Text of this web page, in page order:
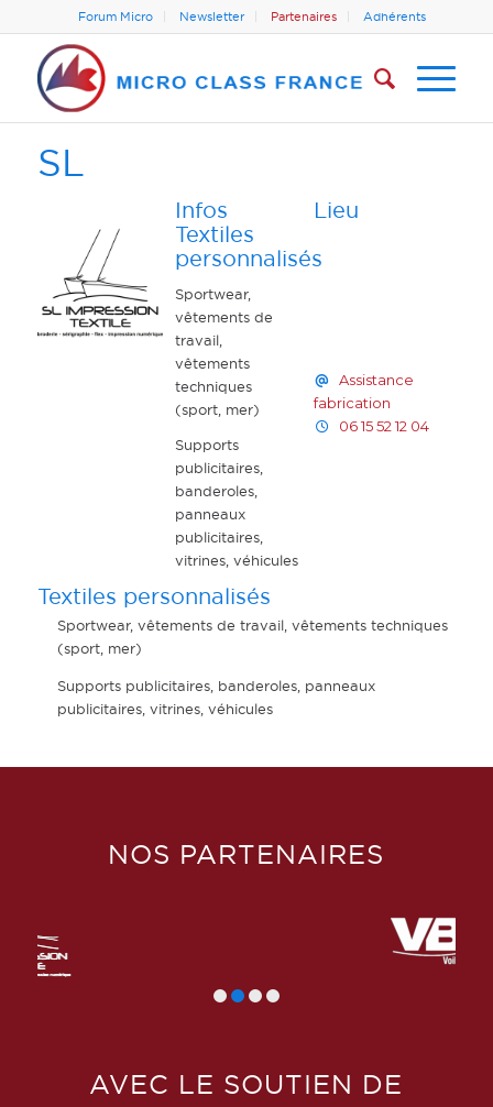
Forum Micro Newsletter Partenaires Adhérents
SL
Infos
Textiles
personnalisés
Sportwear,
vêtements de
travail,
vêtements
techniques
(sport, mer)
Supports
publicitaires,
banderoles,
panneaux
publicitaires,
vitrines, véhicules
Lieu
Assistance
fabrication
06 15 52 12 04
Textiles personnalisés
Sportwear, vêtements de travail, vêtements techniques
(sport, mer)
Supports publicitaires, banderoles, panneaux
publicitaires, vitrines, véhicules
NOS PARTENAIRES
AVEC LE SOUTIEN DE